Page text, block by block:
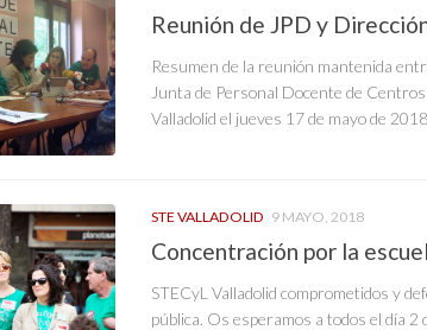
Reunión de JPD y
Resumen de la reunión mantenida
Junta de Personal Docente de
Valladolid el jueves 17 de mayo de
STE VALLADOLID 9 MAYO, 2018
Concentración por la
STECyL Valladolid comprometidos y
pública. Os esperamos a todos el día 2